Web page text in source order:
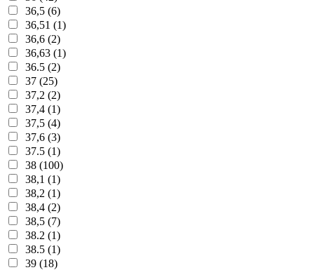
36,5 (6)
36,51 (1)
36,6 (2)
36,63 (1)
36.5 (2)
37 (25)
37,2 (2)
37,4 (1)
37,5 (4)
37,6 (3)
37.5 (1)
38 (100)
38,1 (1)
38,2 (1)
38,4 (2)
38,5 (7)
38.2 (1)
38.5 (1)
39 (18)